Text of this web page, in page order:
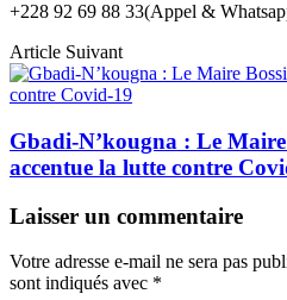
+228 92 69 88 33(Appel &
Article Suivant
Gbadi-N’kougna : Le
accentue la lutte contre
Laisser un commentaire
Votre adresse e-mail ne sera pas
sont indiqués avec *